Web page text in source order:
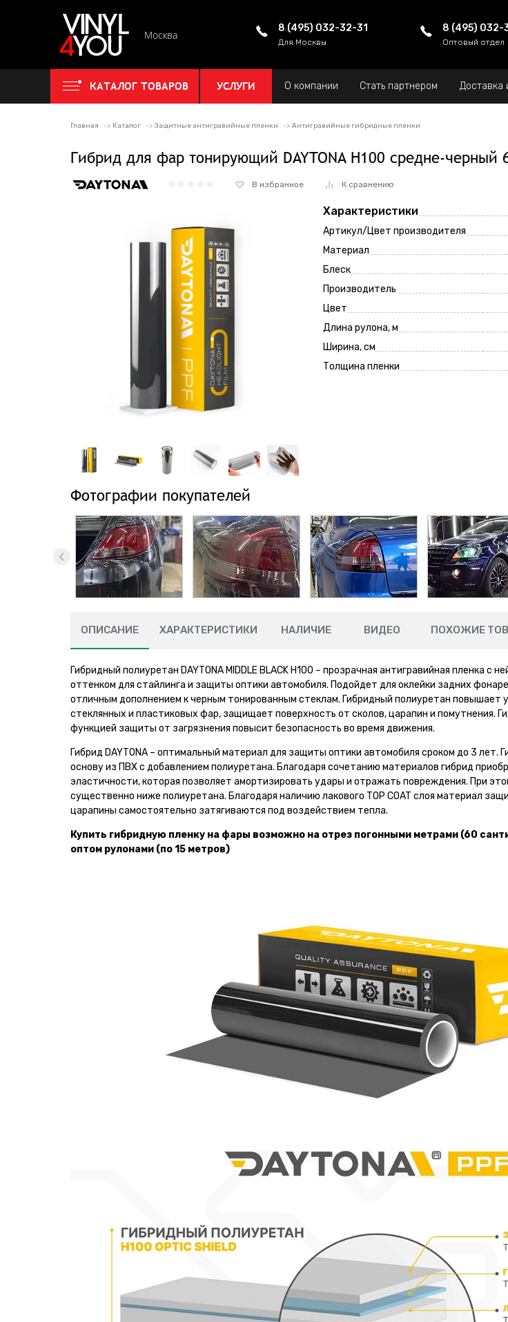
Москва
8 (495) 032-32-31
Для Москвы
8 (495) 032-
Оптовый отдел
КАТАЛОГ ТОВАРОВ УСЛУГИ О компании Стать партнером Доставка
Главная Каталог Защитные антигравийные пленки Антигравийные гибридные пленки
Гибрид для фар тонирующий DAYTONA H100 средне-черный
В избранное К сравнению
Характеристики
Артикул/Цвет производителя
Материал
Блеск
Производитель
Цвет
Длина рулона, м
Ширина, см
Толщина пленки
Фотографии покупателей
ОПИСАНИЕ ХАРАКТЕРИСТИКИ НАЛИЧИЕ ВИДЕО ПОХОЖИЕ
Гибридный полиуретан DAYTONA MIDDLE BLACK H100 – прозрачная антигравийная пленка с
оттенком для стайлинга и защиты оптики автомобиля. Подойдет для оклейки задних
отличным дополнением к черным тонированным стеклам. Гибридный полиуретан повышает
стеклянных и пластиковых фар, защищает поверхность от сколов, царапин и помутнения.
функцией защиты от загрязнения повысит безопасность во время движения.
Гибрид DAYTONA – оптимальный материал для защиты оптики автомобиля сроком до 3 лет.
основу из ПВХ с добавлением полиуретана. Благодаря сочетанию материалов гибрид
эластичности, которая позволяет амортизировать удары и отражать повреждения. При
существенно ниже полиуретана. Благодаря наличию лакового TOP COAT слоя материал
царапины самостоятельно затягиваются под воздействием тепла.
Купить гибридную пленку на фары возможно на отрез погонными метрами (60
оптом рулонами (по 15 метров)